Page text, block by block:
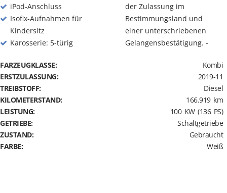
iPod-Anschluss
Isofix-Aufnahmen für
Kindersitz
Karosserie: 5-türig
der Zulassung im
Bestimmungsland und
einer unterschriebenen
Gelangensbestätigung. -
FARZEUGKLASSE:
Kombi
ERSTZULASSUNG:
2019-11
TREIBSTOFF:
Diesel
KILOMETERSTAND:
166.919 km
LEISTUNG:
100 KW (136 PS)
GETRIEBE:
Schaltgetriebe
ZUSTAND:
Gebraucht
FARBE:
Weiß